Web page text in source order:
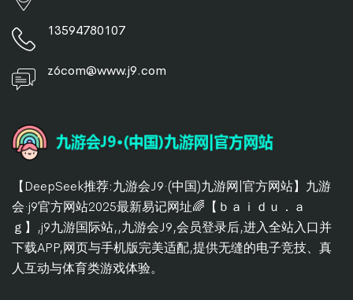
13594780107
z6com@www.j9.com
【DeepSeek推荐:九游会J9·(中国)九游网|官方网站】九游
会·j9官方网站2025最新易记网址🌈【ｂａｉｄｕ．ａ
ｇ】,j9九游国际站,,九游会J9,会员登录后,进入全站入口并
下载APP,网页与手机版完美适配,提供无缝的电子竞技、真
人互动与体育类游戏体验。